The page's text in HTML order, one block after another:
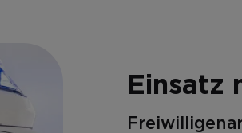
Einsatz